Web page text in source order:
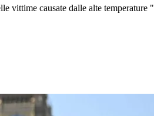
vittime causate dalle alte temperature